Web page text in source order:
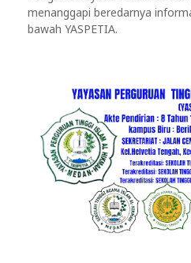
menanggapi beredarnya
bawah YASPETIA.